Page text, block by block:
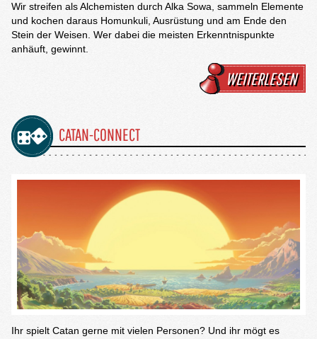
Wir streifen als Alchemisten durch Alka Sowa, sammeln Elemente
und kochen daraus Homunkuli, Ausrüstung und am Ende den
Stein der Weisen. Wer dabei die meisten Erkenntnispunkte
anhäuft, gewinnt.
WEITERLESEN
CATAN-CONNECT
Ihr spielt Catan gerne mit vielen Personen? Und ihr mögt es